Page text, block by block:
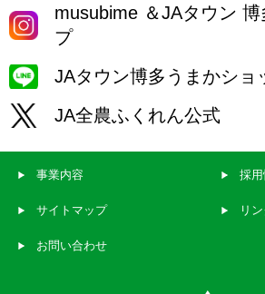
musubime ＆JAタウン
プ
JAタウン博多うまかショ
JA全農ふくれん公式
事業内容 採
サイトマップ リ
お問い合わせ